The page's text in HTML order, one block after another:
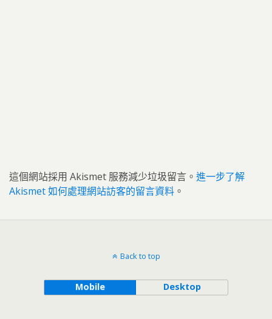
這個網站採用 Akismet 服務減少垃圾留言。 進一步了解
Akismet 如何處理網站訪客的留言資料 。
Back to top
Mobile Desktop